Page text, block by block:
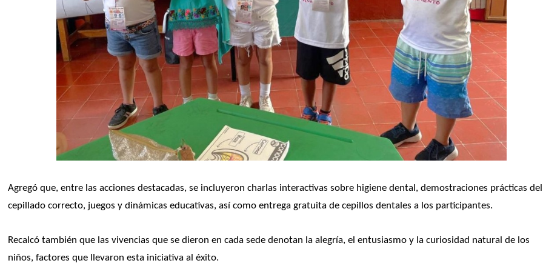
Agregó que, entre las acciones destacadas, se incluyeron charlas interactivas sobre higiene dental, demostraciones prácticas del
cepillado correcto, juegos y dinámicas educativas, así como entrega gratuita de cepillos dentales a los participantes.
Recalcó también que las vivencias que se dieron en cada sede denotan la alegría, el entusiasmo y la curiosidad natural de los
niños, factores que llevaron esta iniciativa al éxito.